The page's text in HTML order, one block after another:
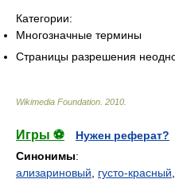
Категории:
Многозначные термины
Страницы разрешения
Wikimedia Foundation 2010
Игры ⚽
Нужен реферат?
Синонимы:
ализариновый
густо-красный